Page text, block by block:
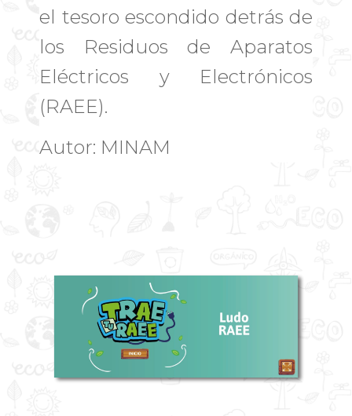
el tesoro escondido detrás de
los Residuos de Aparatos
Eléctricos y Electrónicos
(RAEE).
Autor: MINAM